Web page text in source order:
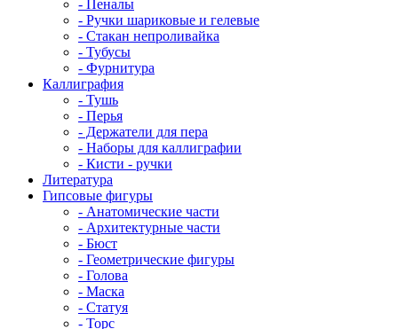
- Пеналы
- Ручки шариковые и гелевые
- Стакан непроливайка
- Тубусы
- Фурнитура
Каллиграфия
- Тушь
- Перья
- Держатели для пера
- Наборы для каллиграфии
- Кисти - ручки
Литература
Гипсовые фигуры
- Анатомические части
- Архитектурные части
- Бюст
- Геометрические фигуры
- Голова
- Маска
- Статуя
- Торс